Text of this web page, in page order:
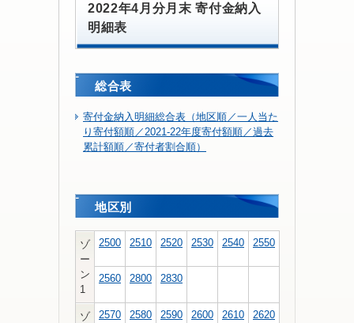
2022年4月分月末 寄付金納入
明細表
総合表
寄付金納入明細総合表（地区順／一人当た
り寄付額順／2021-22年度寄付額順／過去
累計額順／寄付者割合順）
地区別
ゾ
ー
ン
1
2500 2510 2520 2530 2540 2550
2560 2800 2830
ゾ
2570 2580 2590 2600 2610
2620